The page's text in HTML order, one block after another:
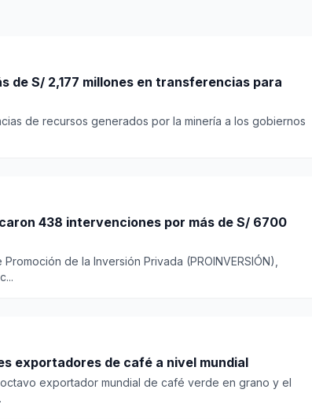
de S/ 2,177 millones en transferencias para
de recursos generados por la minería a los gobiernos
438 intervenciones por más de S/ 6700
de la Inversión Privada (PROINVERSIÓN),
exportadores de café a nivel mundial
exportador mundial de café verde en grano y el